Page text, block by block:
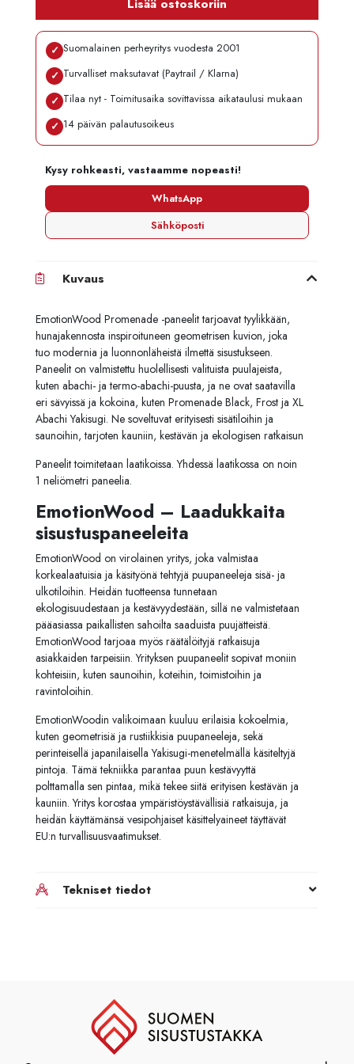
Lisää ostoskoriin
✓ Suomalainen perheyritys vuodesta 2001
✓ Turvalliset maksutavat (Paytrail / Klarna)
✓ Tilaa nyt - Toimitusaika sovittavissa aikataulusi mukaan
✓ 14 päivän palautusoikeus
Kysy rohkeasti, vastaamme nopeasti!
WhatsApp
Sähköposti
Kuvaus
EmotionWood Promenade -paneelit tarjoavat tyylikkään,
hunajakennosta inspiroituneen geometrisen kuvion, joka
tuo modernia ja luonnonläheistä ilmettä sisustukseen.
Paneelit on valmistettu huolellisesti valituista puulajeista,
kuten abachi- ja termo-abachi-puusta, ja ne ovat saatavilla
eri sävyissä ja kokoina, kuten Promenade Black, Frost ja XL
Abachi Yakisugi. Ne soveltuvat erityisesti sisätiloihin ja
saunoihin, tarjoten kauniin, kestävän ja ekologisen ratkaisun
Paneelit toimitetaan laatikoissa. Yhdessä laatikossa on noin
1 neliömetri paneelia.
EmotionWood – Laadukkaita
sisustuspaneeleita
EmotionWood on virolainen yritys, joka valmistaa
korkealaatuisia ja käsityönä tehtyjä puupaneeleja sisä- ja
ulkotiloihin. Heidän tuotteensa tunnetaan
ekologisuudestaan ja kestävyydestään, sillä ne valmistetaan
pääasiassa paikallisten sahoilta saaduista puujätteistä.
EmotionWood tarjoaa myös räätälöityjä ratkaisuja
asiakkaiden tarpeisiin. Yrityksen puupaneelit sopivat moniin
kohteisiin, kuten saunoihin, koteihin, toimistoihin ja
ravintoloihin.
EmotionWoodin valikoimaan kuuluu erilaisia kokoelmia,
kuten geometrisiä ja rustiikkisia puupaneeleja, sekä
perinteisellä japanilaisella Yakisugi-menetelmällä käsiteltyjä
pintoja. Tämä tekniikka parantaa puun kestävyyttä
polttamalla sen pintaa, mikä tekee siitä erityisen kestävän ja
kauniin. Yritys korostaa ympäristöystävällisiä ratkaisuja, ja
heidän käyttämänsä vesipohjaiset käsittelyaineet täyttävät
EU:n turvallisuusvaatimukset.
Tekniset tiedot